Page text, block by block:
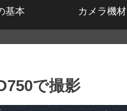
基本 カメラ機材
で撮影